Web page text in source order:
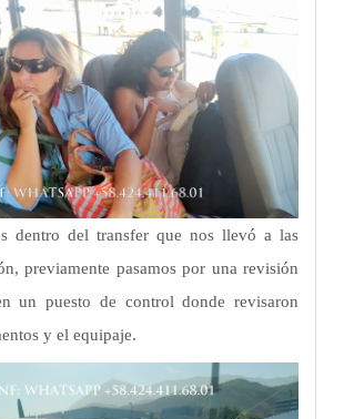
dentro del transfer que nos llevó a las
previamente pasamos por una revisión
un puesto de control donde revisaron
y el equipaje.